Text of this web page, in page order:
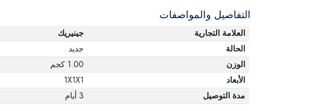
التفاصيل والمواصفات
العلامة التجارية
جينيريك
الحالة
جديد
الوزن
1.00 كجم
الأبعاد
1X1X1
مدة التوصيل
3 أيام